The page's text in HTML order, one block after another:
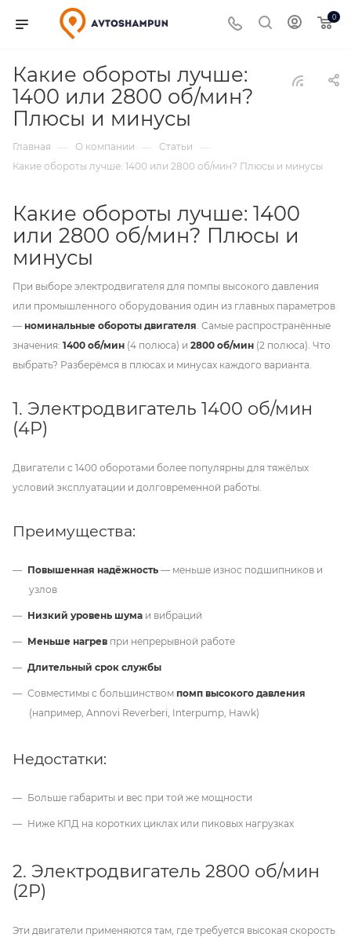
0
Какие обороты лучше:
1400 или 2800 об/мин?
Плюсы и минусы
Главная — О компании — Статьи
—
Какие обороты лучше: 1400 или 2800 об/мин? Плюсы и минусы
Какие обороты лучше: 1400
или 2800 об/мин? Плюсы и
минусы
При выборе электродвигателя для помпы высокого давления
или промышленного оборудования один из главных параметров
— номинальные обороты двигателя. Самые распространённые
значения: 1400 об/мин (4 полюса) и 2800 об/мин (2 полюса). Что
выбрать? Разберёмся в плюсах и минусах каждого варианта.
1. Электродвигатель 1400 об/мин
(4P)
Двигатели с 1400 оборотами более популярны для тяжёлых
условий эксплуатации и долговременной работы.
Преимущества:
Повышенная надёжность — меньше износ подшипников и
узлов
Низкий уровень шума и вибраций
Меньше нагрев при непрерывной работе
Длительный срок службы
Совместимы с большинством помп высокого давления
(например, Annovi Reverberi, Interpump, Hawk)
Недостатки:
Больше габариты и вес при той же мощности
Ниже КПД на коротких циклах или пиковых нагрузках
2. Электродвигатель 2800 об/мин
(2P)
Эти двигатели применяются там, где требуется высокая скорость